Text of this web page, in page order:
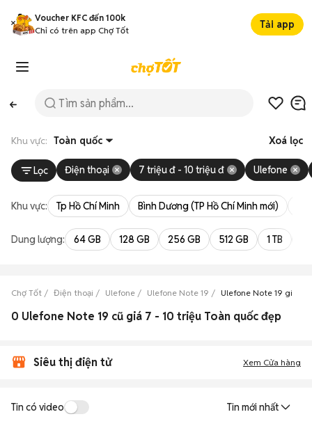
Voucher KFC đến 100k
Chỉ có trên app Chợ Tốt
Tải app
Khu vực: Toàn quốc Xoá lọc
Lọc Điện thoại 7 triệu đ - 10 triệu đ Ulefone
Khu vực: Tp Hồ Chí Minh Bình Dương (TP Hồ Chí Minh mới)
Dung lượng: 64 GB 128 GB 256 GB 512 GB 1 TB
Chợ Tốt Điện thoại Ulefone Ulefone Note 19 Ulefone Note 19 giá từ
0 Ulefone Note 19 cũ giá 7 - 10 triệu Toàn quốc đẹp
Siêu thị điện tử Xem Cửa hàng
Tin có video Tin mới nhất